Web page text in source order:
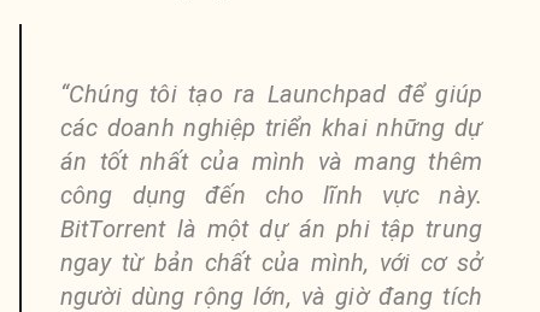
“Chúng tôi tạo ra Launchpad để giúp
các doanh nghiệp triển khai những dự
án tốt nhất của mình và mang thêm
công dụng đến cho lĩnh vực này.
BitTorrent là một dự án phi tập trung
ngay từ bản chất của mình, với cơ sở
người dùng rộng lớn, và giờ đang tích